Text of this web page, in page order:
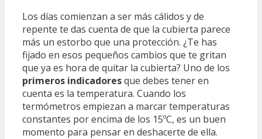
Los días comienzan a ser más cálidos y de
repente te das cuenta de que la cubierta parece
más un estorbo que una protección. ¿Te has
fijado en esos pequeños cambios que te gritan
que ya es hora de quitar la cubierta? Uno de los
primeros indicadoresque debes tener en
cuenta es la temperatura. Cuando los
termómetros empiezan a marcar temperaturas
constantes por encima de los 15ºC, es un buen
momento para pensar en deshacerte de ella.